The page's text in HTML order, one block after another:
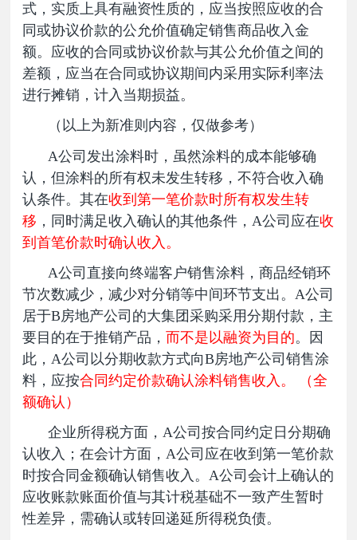
式，实质上具有融资性质的，应当按照应收的合
同或协议价款的公允价值确定销售商品收入金
额。应收的合同或协议价款与其公允价值之间的
差额，应当在合同或协议期间内采用实际利率法
进行摊销，计入当期损益。
（以上为新准则内容，仅做参考）
A公司发出涂料时，虽然涂料的成本能够确
认，但涂料的所有权未发生转移，不符合收入确
认条件。其在收到第一笔价款时所有权发生转
移 ，同时满足收入确认的其他条件，A公司应在收
到首笔价款时确认收入。
A公司直接向终端客户销售涂料，商品经销环
节次数减少，减少对分销等中间环节支出。A公司
居于B房地产公司的大集团采购采用分期付款，主
要目的在于推销产品，而不是以融资为目的。因
此，A公司以分期收款方式向B房地产公司销售涂
料，应按合同约定价款确认涂料销售收入。 （全
额确认）
企业所得税方面，A公司按合同约定日分期确
认收入；在会计方面，A公司应在收到第一笔价款
时按合同金额确认销售收入。A公司会计上确认的
应收账款账面价值与其计税基础不一致产生暂时
性差异，需确认或转回递延所得税负债。